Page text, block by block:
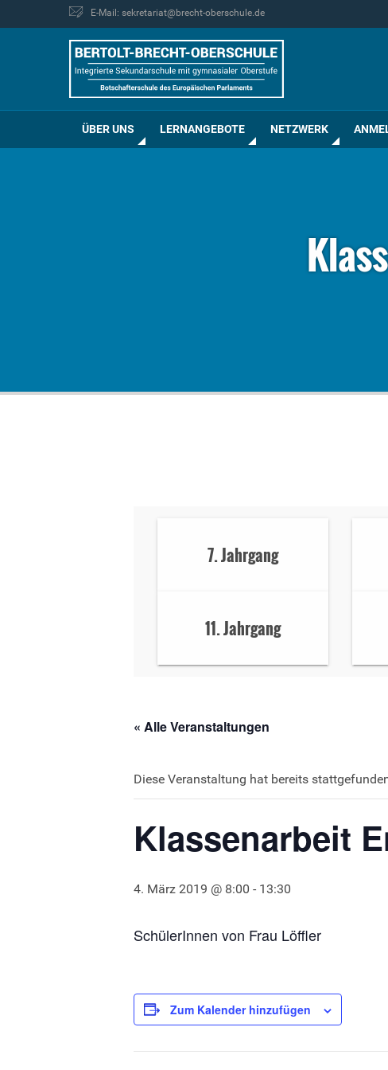
E-Mail: sekretariat@brecht-oberschule.de
ÜBER UNS LERNANGEBOTE NETZWERK
7. Jahrgang
11. Jahrgang
« Alle Veranstaltungen
Diese Veranstaltung hat bereits
Klassenarbeit
4. März 2019 @ 8:00 - 13:30
SchülerInnen von Frau Löffler
Zum Kalender hinzufügen